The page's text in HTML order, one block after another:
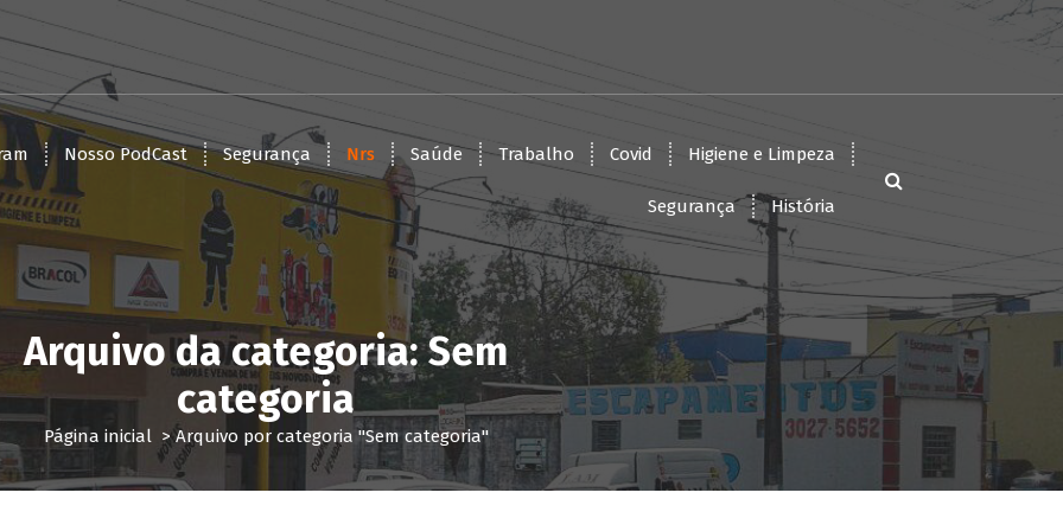
Nosso PodCast Segurança Nrs Saúde Trabalho Covid Higiene e Limpeza
Segurança História
Arquivo da categoria: Sem
categoria
Página inicial>Arquivo por categoria "Sem categoria"